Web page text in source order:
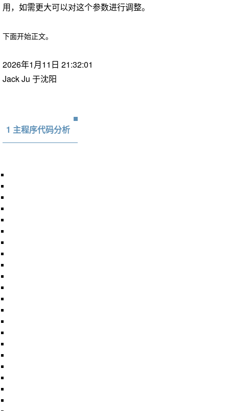
用，如需更大可以对这个参数进行调整。
下面开始正文。
2026年1月11日 21:32:01
Jack Ju 于沈阳
1 主程序代码分析